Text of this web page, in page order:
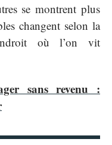
se montrent plus
changent selon la
où l’on vit
sans revenu :